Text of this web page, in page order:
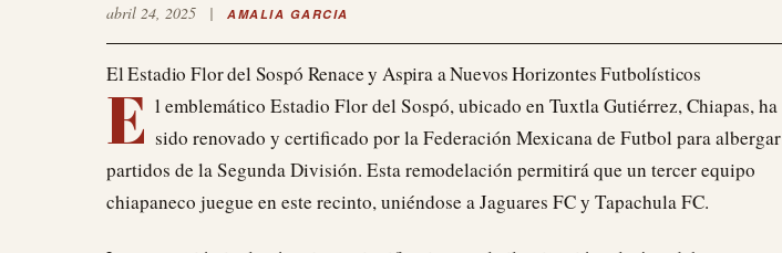
abril 24, 2025 | AMALIA GARCIA
El Estadio Flor del Sospó Renace y Aspira a Nuevos Horizontes Futbolísticos
E l emblemático Estadio Flor del Sospó, ubicado en Tuxtla Gutiérrez, Chiapas, ha
sido renovado y certificado por la Federación Mexicana de Futbol para albergar
partidos de la Segunda División. Esta remodelación permitirá que un tercer equipo
chiapaneco juegue en este recinto, uniéndose a Jaguares FC y Tapachula FC.